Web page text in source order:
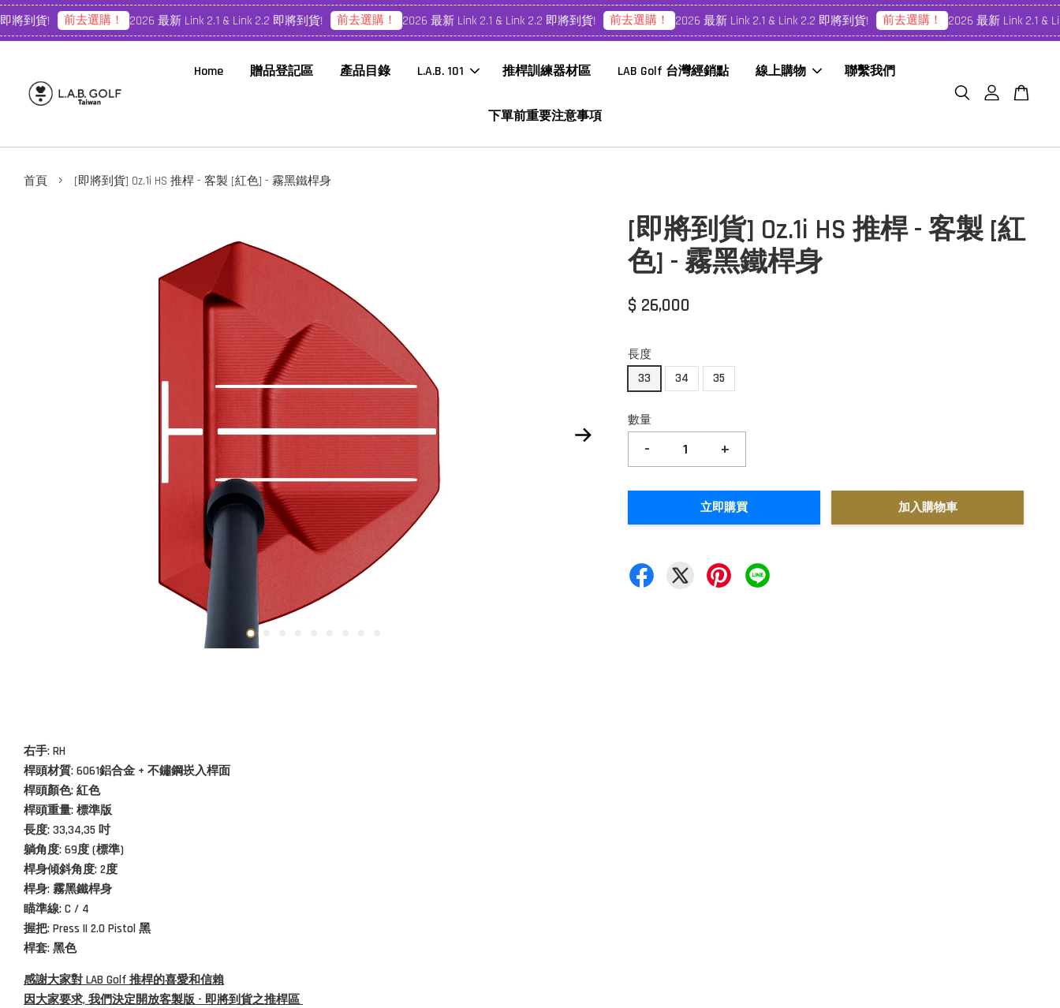
到貨! 前去選購！ 2026 最新 Link 2.1 & Link 2.2 即將到貨! 前去選購！ 2026 最新 Link 2.1 & Link 2.2 即將到貨! 前去選購！ 2026 最新 Link 2.1 & Link 2.2 即將到貨! 前去選購！ 2026 最新 Link 2.1 &
Home 贈品登記區 產品目錄 L.A.B. 101 推桿訓練器材區 LAB Golf 台灣經銷點 線上購物 聯繫我們
下單前重要注意事項
首頁 › [即將到貨] Oz.1i HS 推桿 - 客製 [紅色] - 霧黑鐵桿身
[即將到貨] Oz.1i HS 推桿 - 客製 [紅
色] - 霧黑鐵桿身
$ 26,000
長度
33
34 35
數量
- +
立即購買 加入購物車
右手: RH
桿頭材質: 6061鋁合金 + 不鏽鋼崁入桿面
桿頭顏色: 紅色
桿頭重量: 標準版
長度: 33,34,35 吋
躺角度: 69度 (標準)
桿身傾斜角度: 2度
桿身: 霧黑鐵桿身
瞄準線: C / 4
握把: Press II 2.0 Pistol 黑
桿套: 黑色
感謝大家對 LAB Golf 推桿的喜愛和信賴
因大家要求, 我們決定開放客製版 - 即將到貨之推桿區